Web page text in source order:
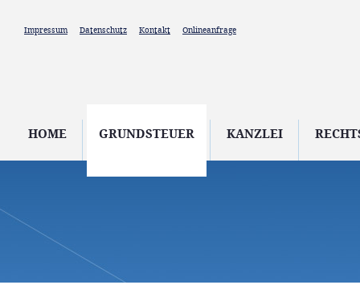
HOME GRUNDSTEUER KANZLEI
Impressum Datenschutz Kontakt Onlineanfrage